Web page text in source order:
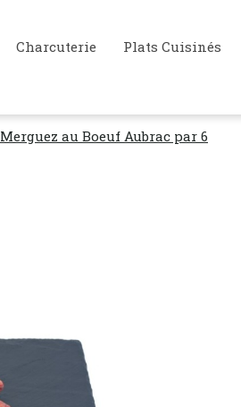
Charcuterie Plats Cuisinés
Merguez au Boeuf Aubrac par 6